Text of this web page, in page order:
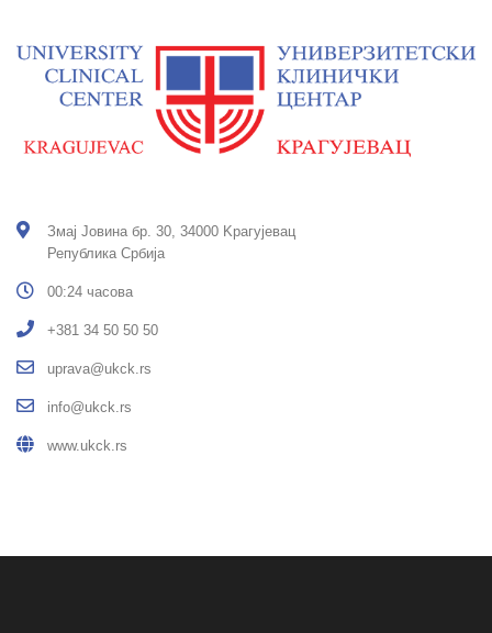
Змај Јовина бр. 30, 34000 Kрагујевац
Република Србија
00:24 часова
+381 34 50 50 50
uprava@ukck.rs
info@ukck.rs
www.ukck.rs